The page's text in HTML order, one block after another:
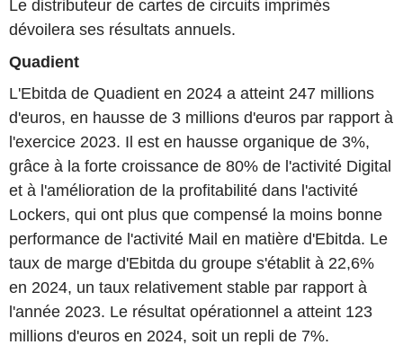
Le distributeur de cartes de circuits imprimés
dévoilera ses résultats annuels.
Quadient
L'Ebitda de Quadient en 2024 a atteint 247 millions
d'euros, en hausse de 3 millions d'euros par rapport à
l'exercice 2023. Il est en hausse organique de 3%,
grâce à la forte croissance de 80% de l'activité Digital
et à l'amélioration de la profitabilité dans l'activité
Lockers, qui ont plus que compensé la moins bonne
performance de l'activité Mail en matière d'Ebitda. Le
taux de marge d'Ebitda du groupe s'établit à 22,6%
en 2024, un taux relativement stable par rapport à
l'année 2023. Le résultat opérationnel a atteint 123
millions d'euros en 2024, soit un repli de 7%.